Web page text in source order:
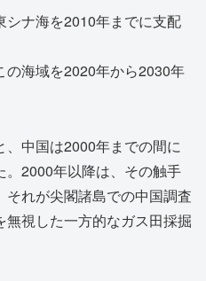
ナ海を2010年までに支配
海域を2020年から2030年
中国は2000年までの間に
。2000年以降は、その触手
れが尖閣諸島での中国調査
視した一方的なガス田採掘